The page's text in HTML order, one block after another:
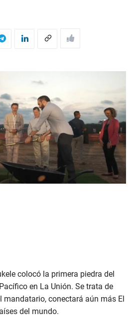
colocó la primera piedra del
en La Unión. Se trata de
mandatario, conectará aún más El
del mundo.